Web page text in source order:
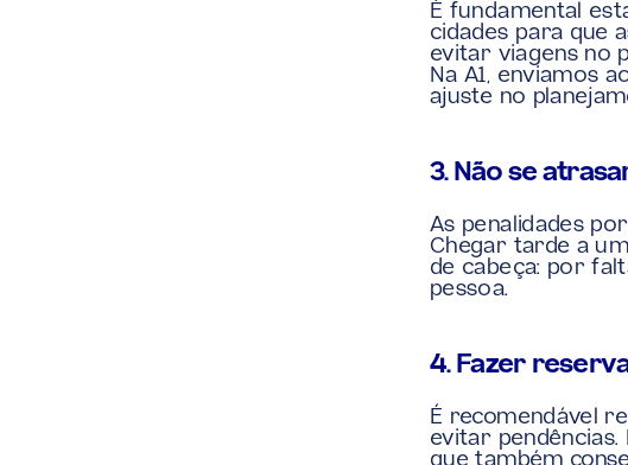
É fundamental
cidades para que
evitar viagens no
Na A1, enviamos
ajuste no
3. Não se
As penalidades
Chegar tarde a
de cabeça: por
pessoa.
4. Fazer
É recomendável
evitar pendências.
que também